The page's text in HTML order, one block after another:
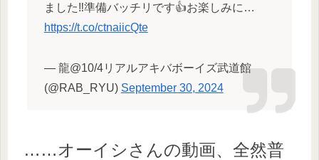
ました‼️準備バッチリです👍お楽しみに…
https://t.co/ctnaiicQte
— 龍@10/4リアルアキバボーイズ武道館
(@RAB_RYU) September 30, 2024
……オーイシさんの動画、 全然普